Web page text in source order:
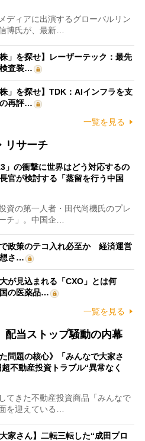
ディアに出演するグローバルリン
博氏が、最新…
」を探せ】レーザーテック：最先
査装…
」を探せ】TDK：AIインフラを支
再評…
一覧を見る
リサーチ
」の衝撃に世界はどう対応するの
官が検討する「蒸留を行う中国
資の第一人者・田代尚機氏のプレ
チ」。中国企…
政策のテコ入れ必至か 経済運営
想さ…
が見込まれる「CXO」とは何
の医薬品…
一覧を見る
配当ストップ騒動の内幕
問題の核心》「みんなで大家さ
不動産投資トラブル“異常なく
てきた不動産投資商品「みんなで
を迎えている…
家さん】二転三転した“成田プロ